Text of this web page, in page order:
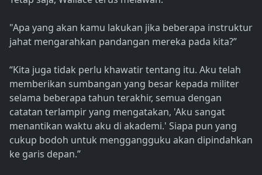
"Apa yang akan kamu lakukan jika beberapa instruktur
jahat mengarahkan pandangan mereka pada kita?”
“Kita juga tidak perlu khawatir tentang itu. Aku telah
memberikan sumbangan yang besar kepada militer
selama beberapa tahun terakhir, semua dengan
catatan terlampir yang mengatakan, 'Aku sangat
menantikan waktu aku di akademi.' Siapa pun yang
cukup bodoh untuk menggangguku akan dipindahkan
ke garis depan.”